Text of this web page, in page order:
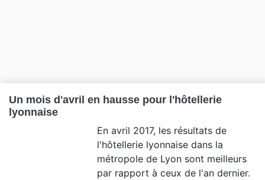
Un mois d'avril en hausse pour l'hôtellerie
lyonnaise
En avril 2017, les résultats de
l'hôtellerie lyonnaise dans la
métropole de Lyon sont meilleurs
par rapport à ceux de l'an dernier.